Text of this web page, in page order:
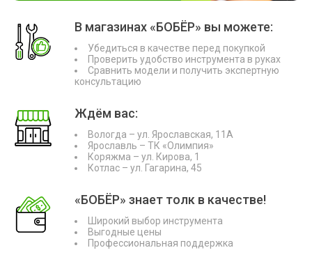
В магазинах «БОБЁР» вы можете:
Убедиться в качестве перед покупкой
Проверить удобство инструмента в руках
Сравнить модели и получить экспертную
консультацию
Ждём вас:
Вологда – ул. Ярославская, 11А
Ярославль – ТК «Олимпия»
Коряжма – ул. Кирова, 1
Котлас – ул. Гагарина, 45
«БОБЁР» знает толк в качестве!
Широкий выбор инструмента
Выгодные цены
Профессиональная поддержка